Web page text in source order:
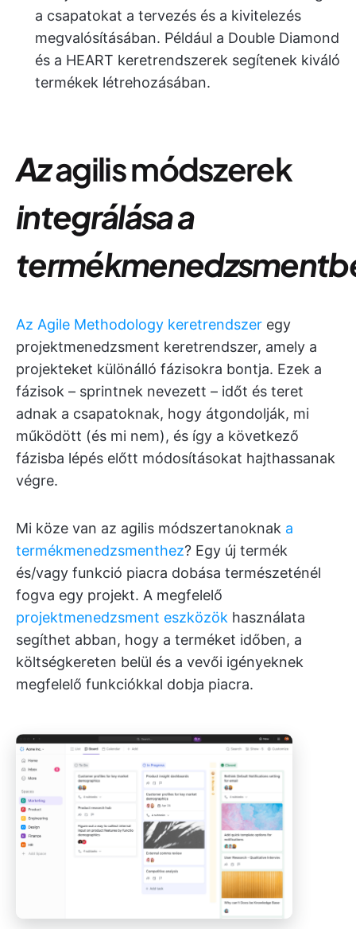
a csapatokat a tervezés és a kivitelezés
megvalósításában. Például a Double Diamond
és a HEART keretrendszerek segítenek kiváló
termékek létrehozásában.
Azagilismódszerek
integrálása a
Az Agile Methodology keretrendszer egy
projektmenedzsment keretrendszer, amely a
projekteket különálló fázisokra bontja. Ezek a
fázisok – sprintnek nevezett – időt és teret
adnak a csapatoknak, hogy átgondolják, mi
működött (és mi nem), és így a következő
fázisba lépés előtt módosításokat hajthassanak
végre.
Mi köze van az agilis módszertanoknak a
termékmenedzsmenthez? Egy új termék
és/vagy funkció piacra dobása természeténél
fogva egy projekt. A megfelelő
projektmenedzsment eszközök használata
segíthet abban, hogy a terméket időben, a
költségkereten belül és a vevői igényeknek
megfelelő funkciókkal dobja piacra.